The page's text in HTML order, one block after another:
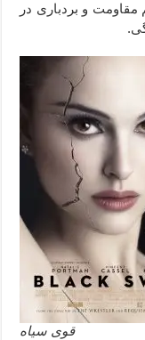
مقاومت و بردباری در
قوی سیاه